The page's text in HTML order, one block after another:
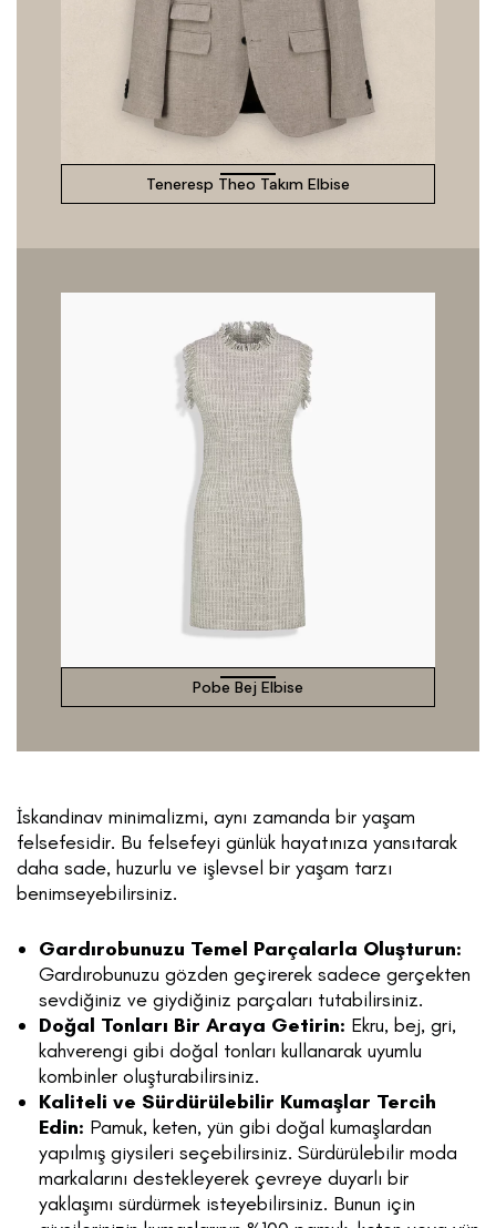
Teneresp Theo Takım Elbise
Pobe Bej Elbise
İskandinav minimalizmi, aynı zamanda bir yaşam
felsefesidir. Bu felsefeyi günlük hayatınıza yansıtarak
daha sade, huzurlu ve işlevsel bir yaşam tarzı
benimseyebilirsiniz.
Gardırobunuzu Temel Parçalarla Oluşturun:
Gardırobunuzu gözden geçirerek sadece gerçekten
sevdiğiniz ve giydiğiniz parçaları tutabilirsiniz.
Doğal Tonları Bir Araya Getirin: Ekru, bej, gri,
kahverengi gibi doğal tonları kullanarak uyumlu
kombinler oluşturabilirsiniz.
Kaliteli ve Sürdürülebilir Kumaşlar Tercih
Edin: Pamuk, keten, yün gibi doğal kumaşlardan
yapılmış giysileri seçebilirsiniz. Sürdürülebilir moda
markalarını destekleyerek çevreye duyarlı bir
yaklaşımı sürdürmek isteyebilirsiniz. Bunun için